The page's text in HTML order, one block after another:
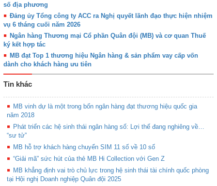
số địa phương
Đảng ủy Tổng công ty ACC ra Nghị quyết lãnh đạo thực hiện nhiệm
vụ 6 tháng cuối năm 2026
Ngân hàng Thương mại Cổ phần Quân đội (MB) và cơ quan Thuế
ký kết hợp tác
MB đạt Top 1 thương hiệu Ngân hàng & sản phẩm vay cấp vốn
dành cho khách hàng ưu tiên
Tin khác
MB vinh dự là một trong bốn ngân hàng đạt thương hiệu quốc gia
năm 2018
Phát triển các hệ sinh thái ngân hàng số: Lợi thế đang nghiêng về…
“sư tử”
MB hỗ trợ khách hàng chuyển SIM 11 số về 10 số
“Giải mã” sức hút của thẻ MB Hi Collection với Gen Z
MB khẳng định vai trò chủ lực trong hệ sinh thái tài chính quốc phòng
tại Hội nghị Doanh nghiệp Quân đội 2025